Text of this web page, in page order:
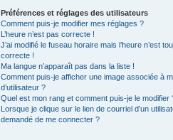
Préférences et réglages des utilisateurs
Comment puis-je modifier mes réglages ?
L’heure n’est pas correcte !
J’ai modifié le fuseau horaire mais l’heure n’est
correcte !
Ma langue n’apparaît pas dans la liste !
Comment puis-je afficher une image associée à
d’utilisateur ?
Quel est mon rang et comment puis-je le modifier
Lorsque je clique sur le lien de courriel d’un
demandé de me connecter ?